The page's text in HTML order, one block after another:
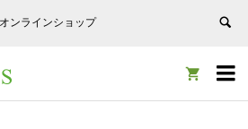
ンラインショップ

